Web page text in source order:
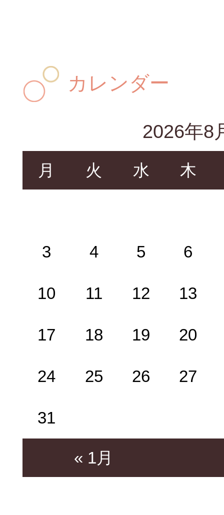
カレンダー
2026年8
月 火 水 木
« 1月
3 4 5 6
10 11 12 13
17 18 19 20
24 25 26 27
31